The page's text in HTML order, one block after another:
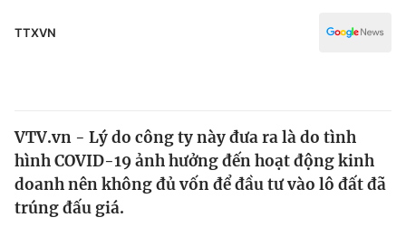
Pháp luật
Thế giới
Tin tức
Thế giới đó đây
Kinh tế
TTXVN
VTV.vn - Lý do công ty này đưa ra là do tình
hình COVID-19 ảnh hưởng đến hoạt động kinh
doanh nên không đủ vốn để đầu tư vào lô đất đã
trúng đấu giá.